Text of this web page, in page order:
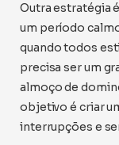
Outra estratégia
um período
quando todos
precisa ser um
almoço de
objetivo é criar
interrupções e